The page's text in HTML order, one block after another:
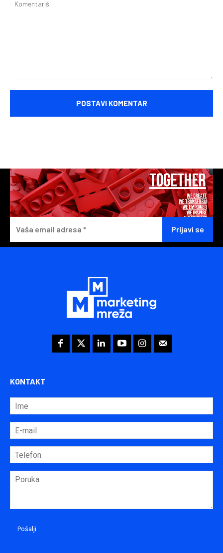
KONTAKT